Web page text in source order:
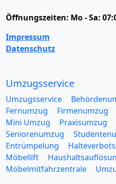
Öffnungszeiten: Mo - Sa:
Impressum
Datenschutz
Umzugsservice
Umzugsservice
Fernumzug
Firmenumzug
Mini Umzug
Praxisumzug
Seniorenumzug
Entrümpelung
Möbellift
Möbelmitfahrzentrale